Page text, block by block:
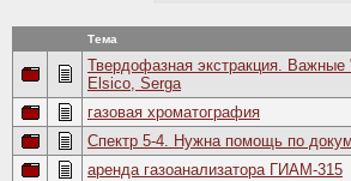
Тема
Твердофазная экстракция.
Elsico, Serga
газовая хроматография
Спектр 5-4. Нужна помощь по
аренда газоанализатора ГИАМ-315